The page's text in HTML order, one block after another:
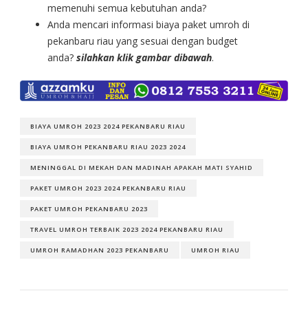
memenuhi semua kebutuhan anda?
Anda mencari informasi biaya paket umroh di
pekanbaru riau yang sesuai dengan budget
anda? silahkan klik gambar dibawah.
BIAYA UMROH 2023 2024 PEKANBARU RIAU
BIAYA UMROH PEKANBARU RIAU 2023 2024
MENINGGAL DI MEKAH DAN MADINAH APAKAH MATI SYAHID
PAKET UMROH 2023 2024 PEKANBARU RIAU
PAKET UMROH PEKANBARU 2023
TRAVEL UMROH TERBAIK 2023 2024 PEKANBARU RIAU
UMROH RAMADHAN 2023 PEKANBARU UMROH RIAU